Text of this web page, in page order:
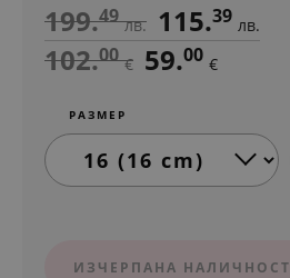
199.49 лв. 115.39 лв.
102.00 € 59.00 €
РАЗМЕР
ИЗЧЕРПАНА НАЛИЧНОСТ